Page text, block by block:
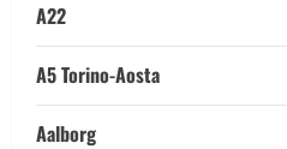
A22
A5 Torino-Aosta
Aalborg